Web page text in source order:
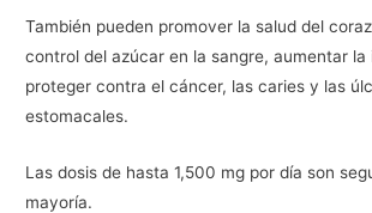
También pueden promover la salud del
control del azúcar en la sangre, aumentar la
proteger contra el cáncer, las caries y las
estomacales.
Las dosis de hasta 1,500 mg por día son
mayoría.